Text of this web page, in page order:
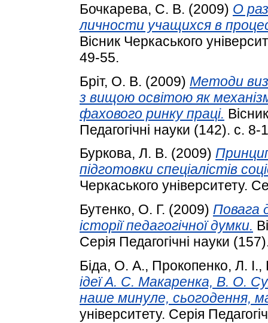
Бочкарева, С. В. (2009) О
личности учащихся в
Вісник Черкаського
49-55.
Бріт, О. В. (2009) Методи
з вищою освітою як
фахового ринку праці.
Педагогічні науки (142). с. 8-
Буркова, Л. В. (2009)
підготовки спеціалістів
Черкаського університету.
Бутенко, О. Г. (2009) Повага
історії педагогічної думки.
Серія Педагогічні науки
Біда, О. А., Прокопенко, Л. І.,
ідеї А. С. Макаренка, В. О.
наше минуле, сьогодення,
університету. Серія